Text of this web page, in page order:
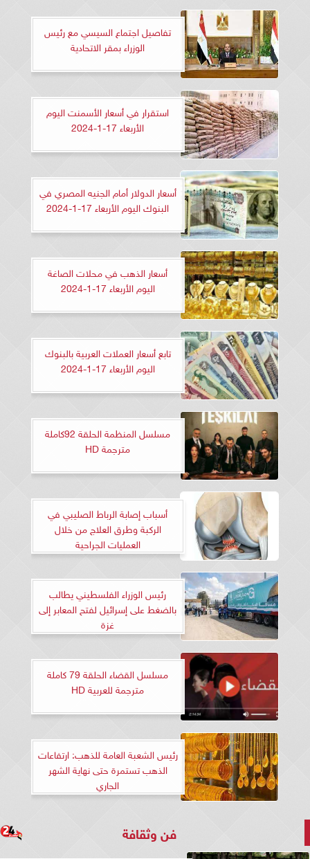
تفاصيل اجتماع السيسي مع رئيس
الوزراء بمقر الاتحادية
استقرار في أسعار الأسمنت اليوم
الأربعاء 17-1-2024
أسعار الدولار أمام الجنيه المصري في
البنوك اليوم الأربعاء 17-1-2024
أسعار الذهب في محلات الصاغة
اليوم الأربعاء 17-1-2024
تابع أسعار العملات العربية بالبنوك
اليوم الأربعاء 17-1-2024
مسلسل المنظمة الحلقة 92كاملة
مترجمة HD
أسباب إصابة الرباط الصليبي في
الركبة وطرق العلاج من خلال
العمليات الجراحية
رئيس الوزراء الفلسطيني يطالب
بالضغط على إسرائيل لفتح المعابر إلى
غزة
مسلسل القضاء الحلقة 79 كاملة
مترجمة للعربية HD
رئيس الشعبة العامة للذهب: ارتفاعات
الذهب تستمرة حتى نهاية الشهر
الجاري
فن وثقافة